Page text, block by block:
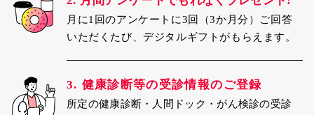
月に1回のアンケートに3回（3か月分）ご回答
いただくたび、デジタルギフトがもらえます。
3. 健康診断等の受診情報のご登録
所定の健康診断・人間ドック・がん検診の受診